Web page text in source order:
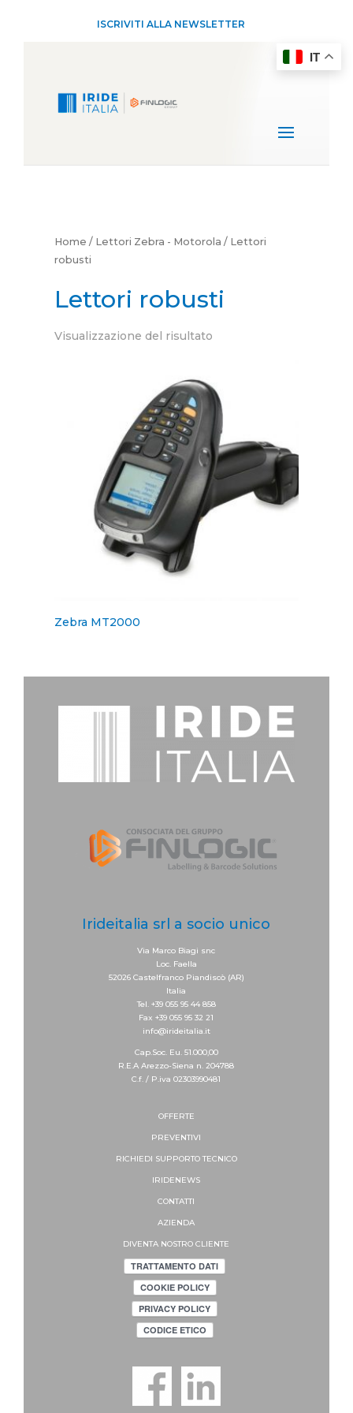
ISCRIVITI ALLA NEWSLETTER
Home / Lettori Zebra - Motorola / Lettori
robusti
Lettori robusti
Visualizzazione del risultato
Zebra MT2000
Irideitalia srl a socio unico
Via Marco Biagi snc
Loc. Faella
52026 Castelfranco Piandiscò (AR)
Italia
Tel. +39 055 95 44 858
Fax +39 055 95 32 21
info@irideitalia.it
Cap.Soc. Eu. 51.000,00
R.E.A Arezzo-Siena n. 204788
C.f. / P.iva 02303990481
OFFERTE
PREVENTIVI
RICHIEDI SUPPORTOTECNICO
IRIDENEWS
CONTATTI
AZIENDA
DIVENTA NOSTRO CLIENTE
IT